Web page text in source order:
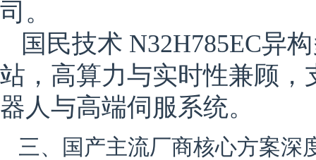
司。
国民技术 N32H785EC异
站，高算力与实时性兼顾
器人与高端伺服系统。
三、国产主流厂商核心方案深